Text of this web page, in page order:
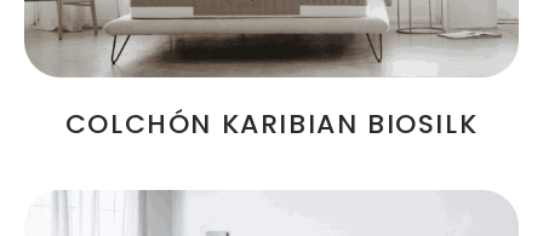
COLCHÓN KARIBIAN BIOSILK